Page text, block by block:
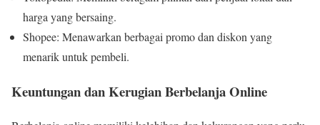
harga yang bersaing.
Shopee: Menawarkan berbagai promo dan diskon yang
menarik untuk pembeli.
Keuntungan dan Kerugian Berbelanja Online